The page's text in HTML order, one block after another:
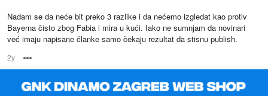
Nadam se da neće bit preko 3 razlike i da nećemo izgledat kao protiv
Bayerna čisto zbog Fabia i mira u kući. Iako ne sumnjam da novinari
već imaju napisane članke samo čekaju rezultat da stisnu publish.
2y